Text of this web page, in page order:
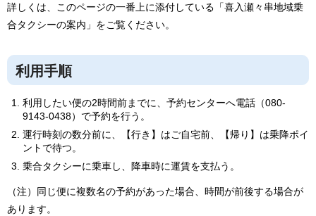
詳しくは、このページの一番上に添付している「喜入瀬々串地域乗
合タクシーの案内」をご覧ください。
利用手順
利用したい便の2時間前までに、予約センターへ電話（080-
9143-0438）で予約を行う。
運行時刻の数分前に、【行き】はご自宅前、【帰り】は乗降ポイ
ントで待つ。
乗合タクシーに乗車し、降車時に運賃を支払う。
（注）同じ便に複数名の予約があった場合、時間が前後する場合が
あります。